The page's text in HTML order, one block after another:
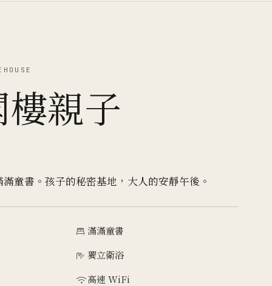
親子
童書。孩子的秘密基地，大人的安靜午後。
滿滿童書
獨立衛浴
高速 WiFi